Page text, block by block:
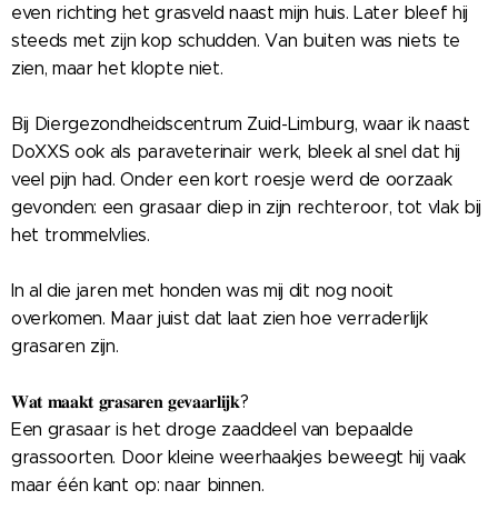
even richting het grasveld naast mijn huis. Later bleef hij
steeds met zijn kop schudden. Van buiten was niets te
zien, maar het klopte niet.
Bij Diergezondheidscentrum Zuid-Limburg, waar ik naast
DoXXS ook als paraveterinair werk, bleek al snel dat hij
veel pijn had. Onder een kort roesje werd de oorzaak
gevonden: een grasaar diep in zijn rechteroor, tot vlak bij
het trommelvlies.
In al die jaren met honden was mij dit nog nooit
overkomen. Maar juist dat laat zien hoe verraderlijk
grasaren zijn.
𝐖𝐚𝐭 𝐦𝐚𝐚𝐤𝐭 𝐠𝐫𝐚𝐬𝐚𝐫𝐞𝐧 𝐠𝐞𝐯𝐚𝐚𝐫𝐥𝐢𝐣𝐤?
Een grasaar is het droge zaaddeel van bepaalde
grassoorten. Door kleine weerhaakjes beweegt hij vaak
maar één kant op: naar binnen.